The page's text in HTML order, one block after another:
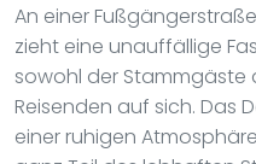
An einer
zieht eine unauffällige
sowohl der Stammgäste
Reisenden auf sich. Das
einer ruhigen